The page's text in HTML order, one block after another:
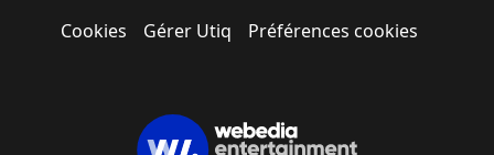
Cookies Gérer Utiq Préférences cookies